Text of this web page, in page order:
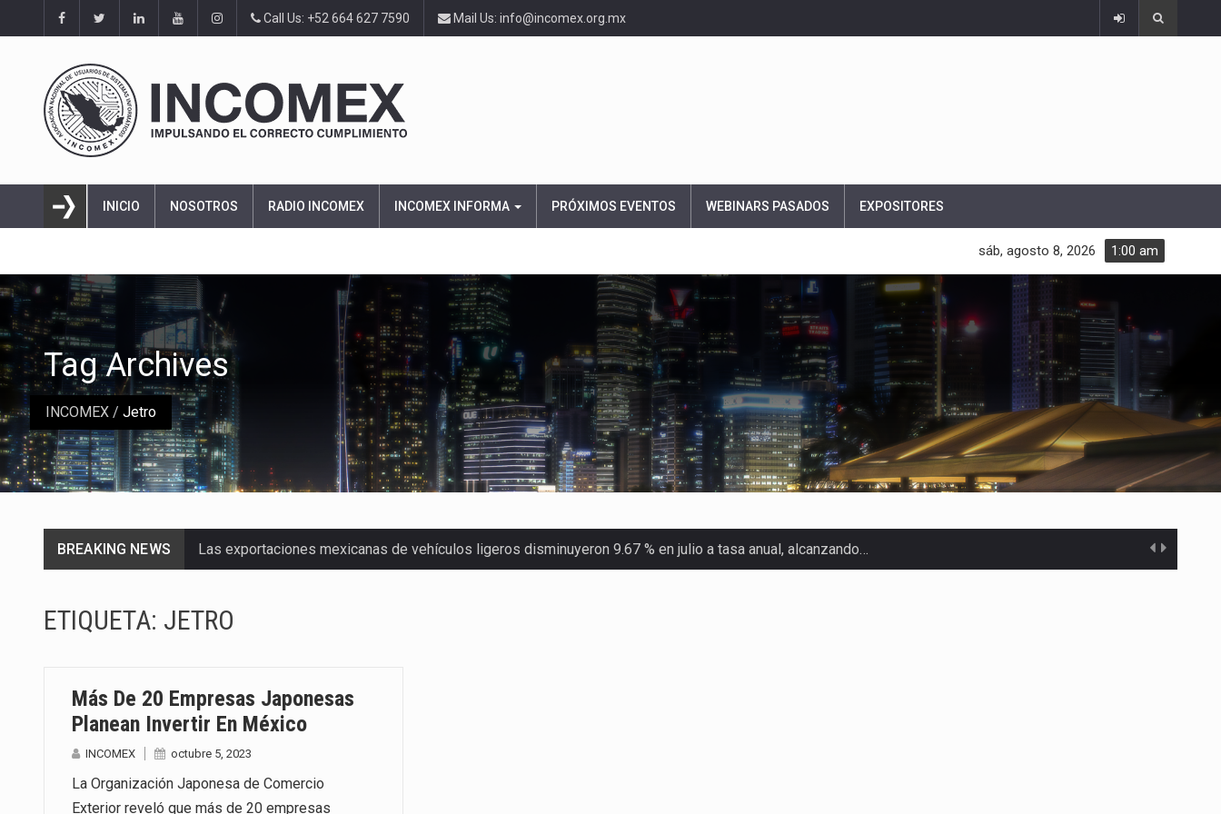
Call Us: +52 664 627 7590 Mail Us: info@incomex.org.mx
INICIO NOSOTROS RADIO INCOMEX INCOMEX INFORMA PRÓXIMOS EVENTOS WEBINARS PASADOS EXPOSITORES
1:00 am
sáb, agosto 8, 2026
INCOMEX / Jetro
Tag Archives
BREAKING NEWS Las exportaciones mexicanas de vehículos ligeros disminuyeron 9.67 % en julio a tasa anual, alcanzando…
La Coalition for a Prosperous America (CPA) solicitó al gobierno de Estados Unidos mantener e…
Ante la suspensión temporal de las inspecciones sanitarias del Departamento de Agricultura de Estados Unidos…
Los créditos fiscales determinados a empresas IMMEX rara vez nacen de una interpretación equivocada de…
La industria automotriz mexicana concentra más de la mitad de las quejas bajo el Mecanismo…
ETIQUETA: JETRO
Más De 20 Empresas Japonesas
Planean Invertir En México
INCOMEX octubre 5, 2023
La Organización Japonesa de Comercio
Exterior reveló que más de 20 empresas